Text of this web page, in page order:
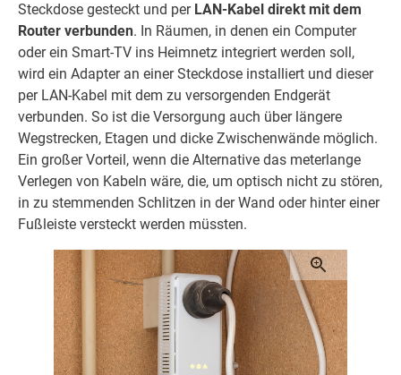
Steckdose gesteckt und per LAN-Kabel direkt mit dem
Router verbunden. In Räumen, in denen ein Computer
oder ein Smart-TV ins Heimnetz integriert werden soll,
wird ein Adapter an einer Steckdose installiert und dieser
per LAN-Kabel mit dem zu versorgenden Endgerät
verbunden. So ist die Versorgung auch über längere
Wegstrecken, Etagen und dicke Zwischenwände möglich.
Ein großer Vorteil, wenn die Alternative das meterlange
Verlegen von Kabeln wäre, die, um optisch nicht zu stören,
in zu stemmenden Schlitzen in der Wand oder hinter einer
Fußleiste versteckt werden müssten.